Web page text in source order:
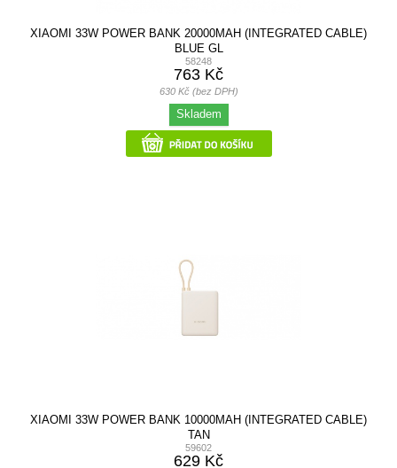
XIAOMI 33W POWER BANK 20000MAH (INTEGRATED CABLE)
BLUE GL
58248
763 Kč
630 Kč (bez DPH)
Skladem
XIAOMI 33W POWER BANK 10000MAH (INTEGRATED CABLE)
TAN
59602
629 Kč